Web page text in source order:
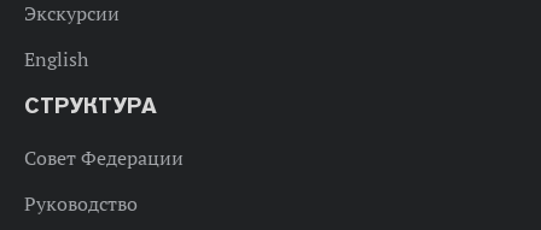
Экскурсии
English
СТРУКТУРА
Совет Федерации
Руководство